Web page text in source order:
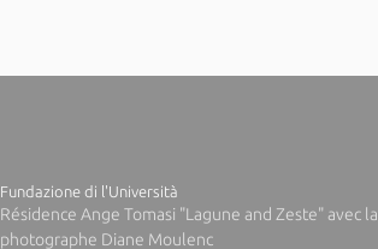
Fundazione di l'Università
Résidence Ange Tomasi "Lagune and Zeste" avec la
photographe Diane Moulenc